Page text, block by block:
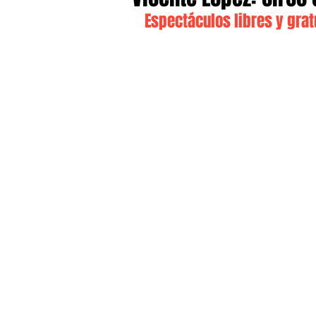
Espectáculos libres y